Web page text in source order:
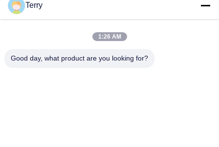
Пробка волокна
углерода
углерода
телескопичное
Пробка волокна
Terry
1:26 AM
Good day, what product are you looking for?